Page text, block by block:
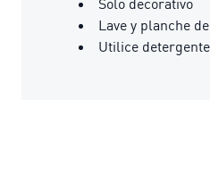
Lave y planche
Utilice